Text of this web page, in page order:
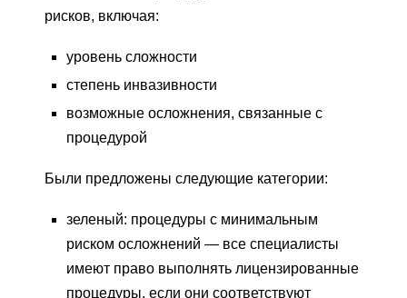
рисков, включая:
уровень сложности
степень инвазивности
возможные осложнения, связанные с
процедурой
Были предложены следующие категории:
зеленый: процедуры с минимальным
риском осложнений — все специалисты
имеют право выполнять лицензированные
процедуры, если они соответствуют